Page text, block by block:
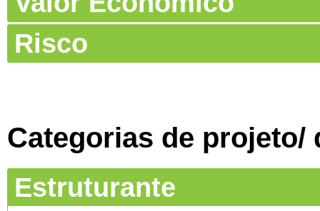
Risco
Categorias de projeto/
Estruturante